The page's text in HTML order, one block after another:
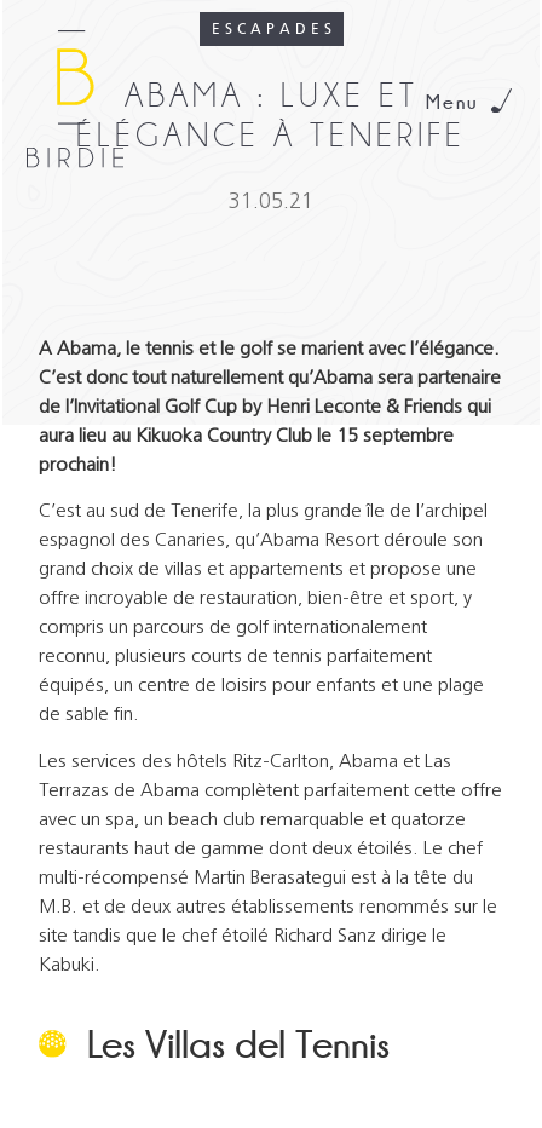
ESCAPADES
ABAMA : LUXE ET
ÉLÉGANCE À TENERIFE
31.05.21
A Abama, le tennis et le golf se marient avec l’élégance.
C’est donc tout naturellement qu’Abama sera partenaire
de l’Invitational Golf Cup by Henri Leconte & Friends qui
aura lieu au Kikuoka Country Club le 15 septembre
prochain!
C’est au sud de Tenerife, la plus grande île de l’archipel
espagnol des Canaries, qu’Abama Resort déroule son
grand choix de villas et appartements et propose une
offre incroyable de restauration, bien-être et sport, y
compris un parcours de golf internationalement
reconnu, plusieurs courts de tennis parfaitement
équipés, un centre de loisirs pour enfants et une plage
de sable fin.
Les services des hôtels Ritz-Carlton, Abama et Las
Terrazas de Abama complètent parfaitement cette offre
avec un spa, un beach club remarquable et quatorze
restaurants haut de gamme dont deux étoilés. Le chef
multi-récompensé Martin Berasategui est à la tête du
M.B. et de deux autres établissements renommés sur le
site tandis que le chef étoilé Richard Sanz dirige le
Kabuki.
Les Villas del Tennis
Menu